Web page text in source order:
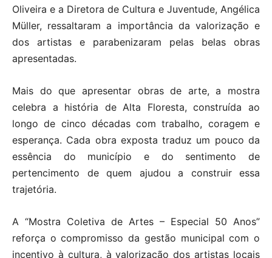
Oliveira e a Diretora de Cultura e Juventude, Angélica
Müller, ressaltaram a importância da valorização e
dos artistas e parabenizaram pelas belas obras
apresentadas.
Mais do que apresentar obras de arte, a mostra
celebra a história de Alta Floresta, construída ao
longo de cinco décadas com trabalho, coragem e
esperança. Cada obra exposta traduz um pouco da
essência do município e do sentimento de
pertencimento de quem ajudou a construir essa
trajetória.
A “Mostra Coletiva de Artes – Especial 50 Anos”
reforça o compromisso da gestão municipal com o
incentivo à cultura, à valorização dos artistas locais